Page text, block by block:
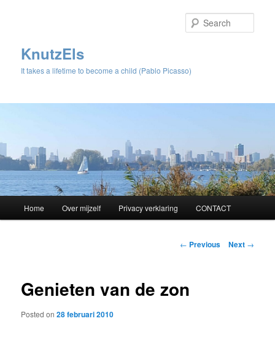
KnutzEls
It takes a lifetime to become a child (Pablo Picasso)
Skip
content
Home Over mijzelf Privacy verklaring CONTACT
Post
← Previous Next →
Genieten van de zon
Posted on28 februari 2010